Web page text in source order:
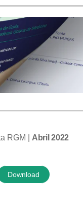
RGM | Abril 2022
Download